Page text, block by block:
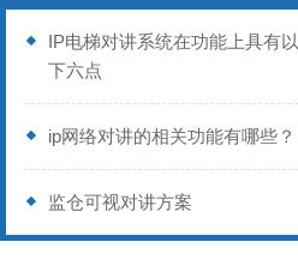
IP电梯对讲系统在功能上具有以
下六点
ip网络对讲的相关功能有哪些？
监仓可视对讲方案